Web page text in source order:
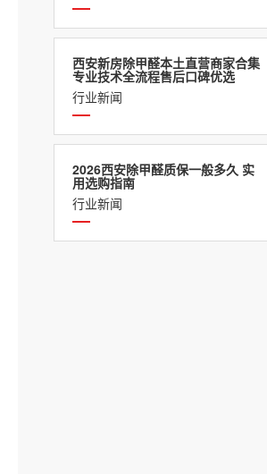
西安新房除甲醛本土直营商家合集
专业技术全流程售后口碑优选
行业新闻
2026西安除甲醛质保一般多久 实
用选购指南
行业新闻